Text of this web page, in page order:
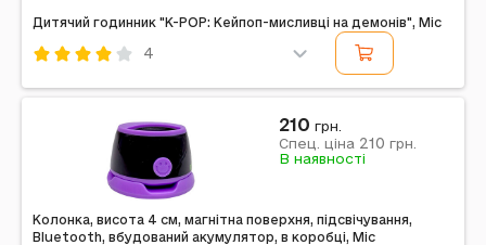
Дитячий годинник "K-POP: Кейпоп-мисливці на демонів", Mic
4
Примітка: Упаковка: Без упаковки | Вага в упаковці:
20 г | Габарити в упаковці: 20 x 4 x 2 см | Країна-
виробник: Китай | Комплектація: Дитячий...
Колонка, висота 4 см, магнітна поверхня, підсвічування,
Bluetooth, вбудований акумулятор, в коробці, Mic
210 грн.
Спец. ціна 210 грн.
В наявності